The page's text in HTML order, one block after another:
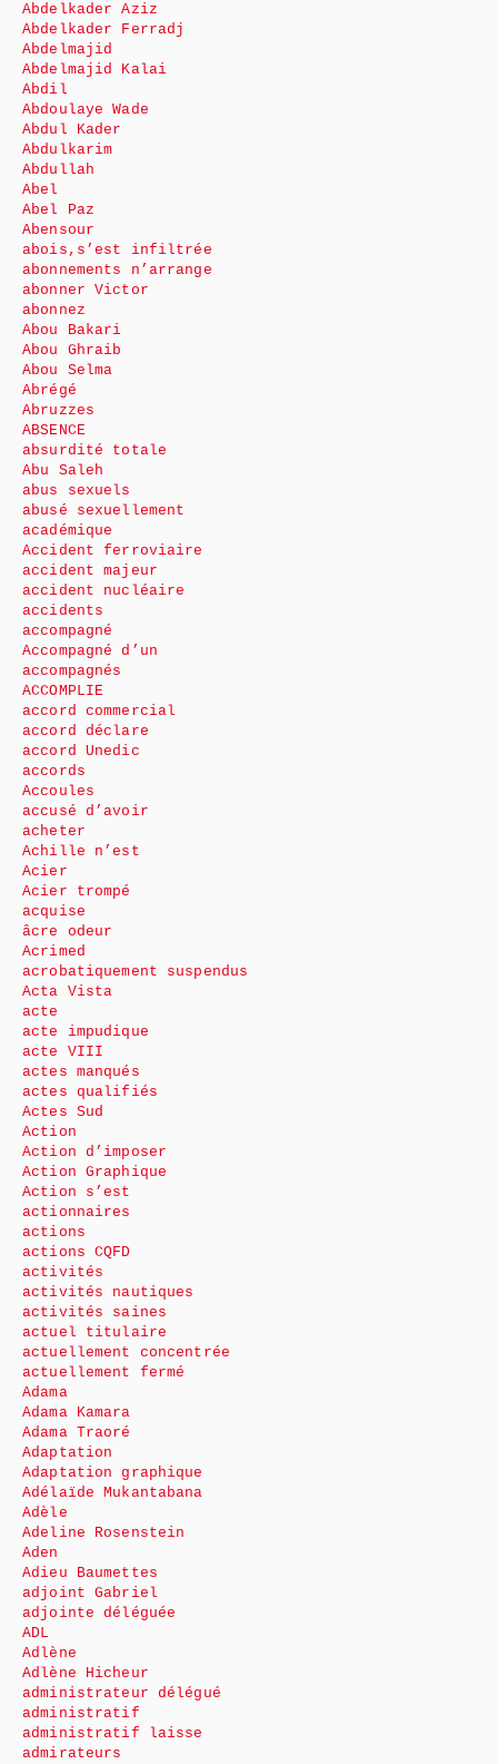
Abdelkader Aziz
Abdelkader Ferradj
Abdelmajid
Abdelmajid Kalai
Abdil
Abdoulaye Wade
Abdul Kader
Abdulkarim
Abdullah
Abel
Abel Paz
Abensour
abois,s’est infiltrée
abonnements n’arrange
abonner Victor
abonnez
Abou Bakari
Abou Ghraib
Abou Selma
Abrégé
Abruzzes
ABSENCE
absurdité totale
Abu Saleh
abus sexuels
abusé sexuellement
académique
Accident ferroviaire
accident majeur
accident nucléaire
accidents
accompagné
Accompagné d’un
accompagnés
ACCOMPLIE
accord commercial
accord déclare
accord Unedic
accords
Accoules
accusé d’avoir
acheter
Achille n’est
Acier
Acier trompé
acquise
âcre odeur
Acrimed
acrobatiquement suspendus
Acta Vista
acte
acte impudique
acte VIII
actes manqués
actes qualifiés
Actes Sud
Action
Action d’imposer
Action Graphique
Action s’est
actionnaires
actions
actions CQFD
activités
activités nautiques
activités saines
actuel titulaire
actuellement concentrée
actuellement fermé
Adama
Adama Kamara
Adama Traoré
Adaptation
Adaptation graphique
Adélaïde Mukantabana
Adèle
Adeline Rosenstein
Aden
Adieu Baumettes
adjoint Gabriel
adjointe déléguée
ADL
Adlène
Adlène Hicheur
administrateur délégué
administratif
administratif laisse
admirateurs